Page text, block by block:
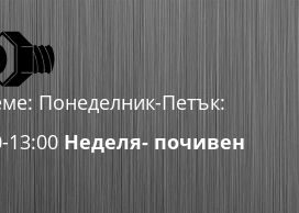
Понеделник-Петък:
13:00 Неделя- почивен